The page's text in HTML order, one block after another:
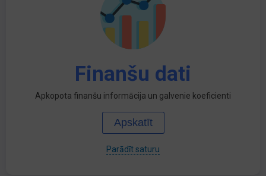
Finanšu dati
Apkopota finanšu informācija un galvenie koeficienti
Apskatīt
Parādīt saturu